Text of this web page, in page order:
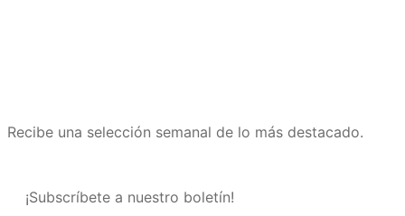
Recibe una selección semanal de lo más destacado.
¡Subscríbete a nuestro boletín!